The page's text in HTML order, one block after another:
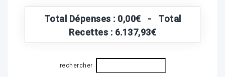
Total Dépenses : 0,00€ - Total
Recettes : 6.137,93€
rechercher